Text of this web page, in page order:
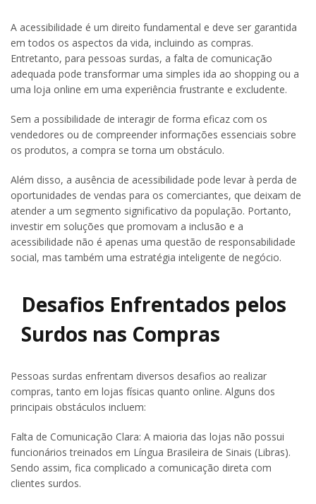
A acessibilidade é um direito fundamental e deve ser garantida
em todos os aspectos da vida, incluindo as compras.
Entretanto, para pessoas surdas, a falta de comunicação
adequada pode transformar uma simples ida ao shopping ou a
uma loja online em uma experiência frustrante e excludente.
Sem a possibilidade de interagir de forma eficaz com os
vendedores ou de compreender informações essenciais sobre
os produtos, a compra se torna um obstáculo.
Além disso, a ausência de acessibilidade pode levar à perda de
oportunidades de vendas para os comerciantes, que deixam de
atender a um segmento significativo da população. Portanto,
investir em soluções que promovam a inclusão e a
acessibilidade não é apenas uma questão de responsabilidade
social, mas também uma estratégia inteligente de negócio.
Desafios Enfrentados pelos
Surdos nas Compras
Pessoas surdas enfrentam diversos desafios ao realizar
compras, tanto em lojas físicas quanto online. Alguns dos
principais obstáculos incluem:
Falta de Comunicação Clara: A maioria das lojas não possui
funcionários treinados em Língua Brasileira de Sinais (Libras).
Sendo assim, fica complicado a comunicação direta com
clientes surdos.